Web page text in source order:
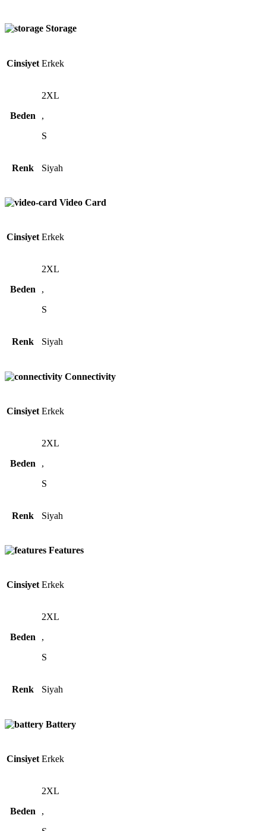
Storage
Cinsiyet Erkek
Beden
2XL
,
S
Renk Siyah
Video Card
Cinsiyet Erkek
Beden
2XL
,
S
Renk Siyah
Connectivity
Cinsiyet Erkek
Beden
2XL
,
S
Renk Siyah
Features
Cinsiyet Erkek
Beden
2XL
,
S
Renk Siyah
Battery
Cinsiyet Erkek
Beden
2XL
,